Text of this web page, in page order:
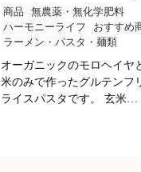
商品
無農薬・無化学肥料
ハーモニーライフ
おすすめ
ラーメン・パスタ・麺類
オーガニックのモロヘイヤ
米のみで作ったグルテンフ
ライスパスタです。 玄米…